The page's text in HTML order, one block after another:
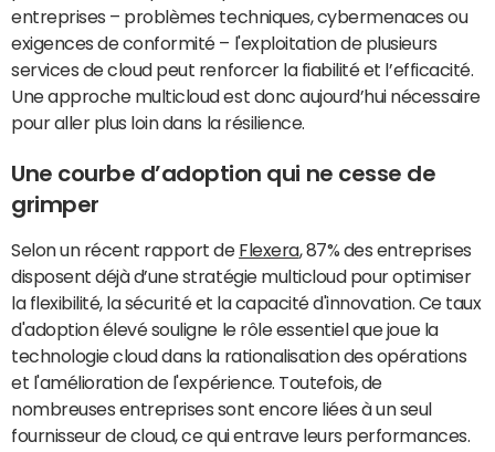
entreprises – problèmes techniques, cybermenaces ou
exigences de conformité – l'exploitation de plusieurs
services de cloud peut renforcer la fiabilité et l’efficacité.
Une approche multicloud est donc aujourd’hui nécessaire
pour aller plus loin dans la résilience.
Une courbe d’adoption qui ne cesse de
grimper
Selon un récent rapport de Flexera, 87% des entreprises
disposent déjà d’une stratégie multicloud pour optimiser
la flexibilité, la sécurité et la capacité d'innovation. Ce taux
d'adoption élevé souligne le rôle essentiel que joue la
technologie cloud dans la rationalisation des opérations
et l'amélioration de l'expérience. Toutefois, de
nombreuses entreprises sont encore liées à un seul
fournisseur de cloud, ce qui entrave leurs performances.